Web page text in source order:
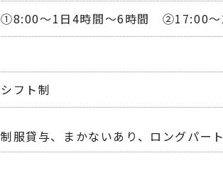
①8:00～1日4時間～6時間　②17:00
シフト制
制服貸与、まかないあり、ロングパー